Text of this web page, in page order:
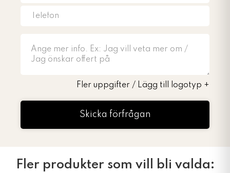
Fler uppgifter / Lägg till logotyp +
Skicka förfrågan
Fler produkter som vill bli valda: